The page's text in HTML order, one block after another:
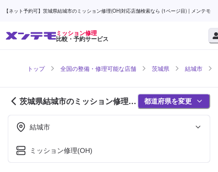
【ネット予約可】茨城県結城市のミッション修理(OH)対応店舗検索なら (1ページ目) | メンテモ
ミッション修理
比較・予約サービス
トップ 全国の整備・修理可能な店舗 茨城県 結城市
茨城県結城市のミッション修理対
応店舗紹介 (1ページ目)
都道府県を変更
結城市
ミッション修理(OH)